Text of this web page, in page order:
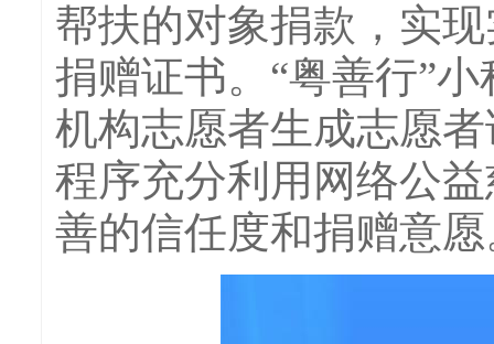
帮扶的对象捐款，实
捐赠证书。“粤善行”
机构志愿者生成志愿
程序充分利用网络公
善的信任度和捐赠意